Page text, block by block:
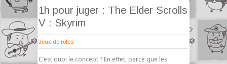
1h pour juger : The Elder Scrolls
V : Skyrim
Jeux de rôles
C’est quoi le concept ? En effet, parce que les